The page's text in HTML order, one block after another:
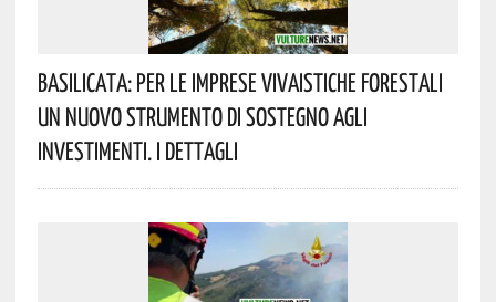
Basilicata: Per Le Imprese Vivaistiche Forestali
Un Nuovo Strumento Di Sostegno Agli
Investimenti. I Dettagli